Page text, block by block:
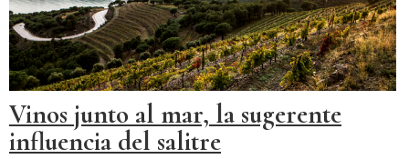
Vinos junto al mar, la sugerente
influencia del salitre